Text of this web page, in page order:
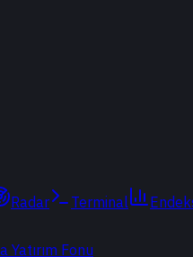
Radar Terminal
Yatırım Fonu